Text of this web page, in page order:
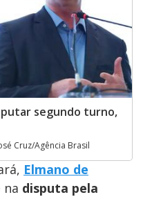
segundo turno,
Cruz/Agência Brasil
Elmano de
na disputa pela